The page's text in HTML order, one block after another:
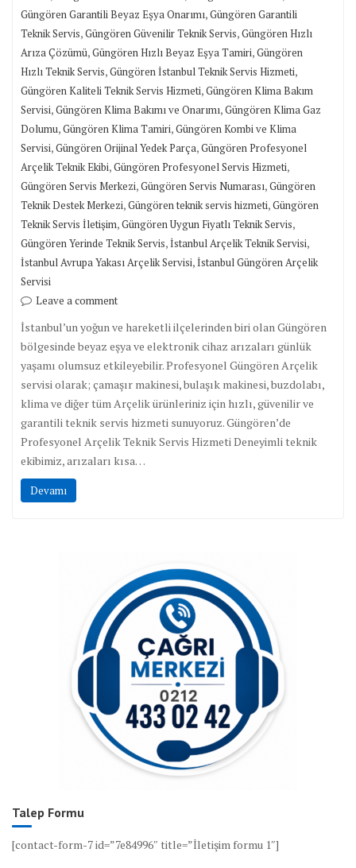
Güngören Garantili Beyaz Eşya Onarımı,Güngören Garantili
Teknik Servis,Güngören Güvenilir Teknik Servis,Güngören Hızlı
Arıza Çözümü,Güngören Hızlı Beyaz Eşya Tamiri,Güngören
Hızlı Teknik Servis,Güngören İstanbul Teknik Servis Hizmeti,
Güngören Kaliteli Teknik Servis Hizmeti,Güngören Klima Bakım
Servisi,Güngören Klima Bakımı ve Onarımı,Güngören Klima Gaz
Dolumu,Güngören Klima Tamiri,Güngören Kombi ve Klima
Servisi,Güngören Orijinal Yedek Parça,Güngören Profesyonel
Arçelik Teknik Ekibi,Güngören Profesyonel Servis Hizmeti,
Güngören Servis Merkezi,Güngören Servis Numarası,Güngören
Teknik Destek Merkezi,Güngören teknik servis hizmeti,Güngören
Teknik Servis İletişim,Güngören Uygun Fiyatlı Teknik Servis,
Güngören Yerinde Teknik Servis,İstanbul Arçelik Teknik Servisi,
İstanbul Avrupa Yakası Arçelik Servisi,İstanbul Güngören Arçelik
Servisi
Leave a comment
İstanbul’un yoğun ve hareketli ilçelerinden biri olan Güngören
bölgesinde beyaz eşya ve elektronik cihaz arızaları günlük
yaşamı olumsuz etkileyebilir. Profesyonel Güngören Arçelik
servisi olarak; çamaşır makinesi, bulaşık makinesi, buzdolabı,
klima ve diğer tüm Arçelik ürünleriniz için hızlı, güvenilir ve
garantili teknik servis hizmeti sunuyoruz. Güngören’de
Profesyonel Arçelik Teknik Servis Hizmeti Deneyimli teknik
ekibimiz, arızaları kısa…
Devamı
Talep Formu
[contact-form-7 id=”7e84996″ title=”İletişim formu 1″]